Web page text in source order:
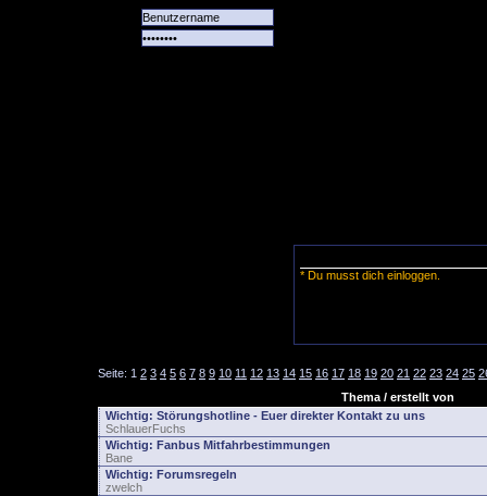
* Du musst dich einloggen.
Seite: 1 2 3 4 5 6 7 8 9 10 11 12 13 14 15 16 17 18 19 20 21 22 23 24 25
Thema / erstellt von
Wichtig: Störungshotline - Euer direkter Kontakt zu uns
SchlauerFuchs
Wichtig: Fanbus Mitfahrbestimmungen
Bane
Wichtig: Forumsregeln
zwelch